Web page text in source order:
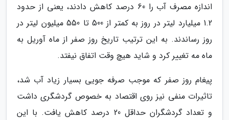
اندازه مصرف آب را 60 درصد کاهش دادند، یعنی از حدود
1.2 میلیارد لیتر در روز به کمتر از 500 تا 550 میلیون لیتر در
روز رساندند. به این ترتیب تاریخ روز صفر از ماه آوریل به
ماه مه تغییر کرد و شاید هیچ وقت اتفاق نیفتد.
پیغام روز صفر که موجب صرفه جویی بسیار زیاد آب شد،
تاثیرات منفی نیز روی اقتصاد به خصوص گردشگری داشت
و تعداد گردشگران حداقل 20 درصد کاهش یافت. با این